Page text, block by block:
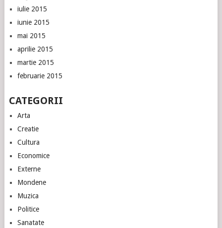
iulie 2015
iunie 2015
mai 2015
aprilie 2015
martie 2015
februarie 2015
CATEGORII
Arta
Creatie
Cultura
Economice
Externe
Mondene
Muzica
Politice
Sanatate